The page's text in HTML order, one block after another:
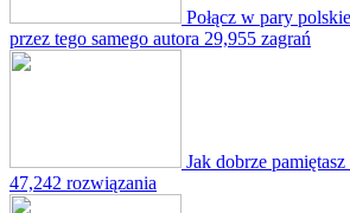
Połącz w pary
przez tego samego autora 29,955 zagrań
Jak dobrze
47,242 rozwiązania